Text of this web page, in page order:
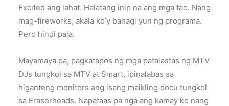
Excited ang lahat. Halatang inip na ang mga tao. Nang
mag-fireworks, akala ko’y bahagi yun ng programa.
Pero hindi pala.
Mayamaya pa, pagkatapos ng mga patalastas ng MTV
DJs tungkol sa MTV at Smart, ipinalabas sa
higanteng monitors ang isang maikling docu tungkol
sa Eraserheads. Napataas pa nga ang kamay ko nang